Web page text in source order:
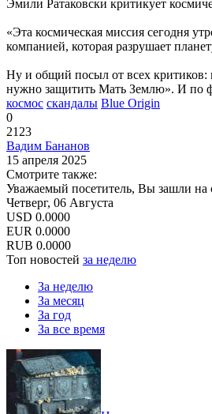
Эмили Ратаковски критикует
«Эта космическая миссия сегодня
компанией, которая разрушает
Ну и общий посыл от всех критиков:
нужно защитить Мать Землю». И по
космос скандалы Blue Origin
0
2123
Вадим Бананов
15 апреля 2025
Смотрите также:
Уважаемый посетитель, Вы зашли на
Четверг, 06 Августа
USD 0.0000
EUR 0.0000
RUB 0.0000
Топ новостей за неделю
За неделю
За месяц
За год
За все время